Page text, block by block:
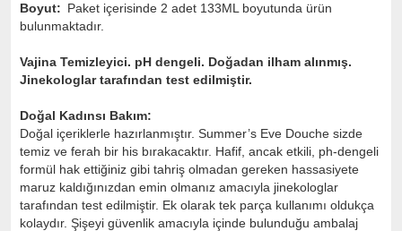
Boyut: Paket içerisinde 2 adet 133ML boyutunda ürün
bulunmaktadır.
Vajina Temizleyici. pH dengeli. Doğadan ilham alınmış.
Jinekologlar tarafından test edilmiştir.
Doğal Kadınsı Bakım:
Doğal içeriklerle hazırlanmıştır. Summer’s Eve Douche sizde
temiz ve ferah bir his bırakacaktır. Hafif, ancak etkili, ph-dengeli
formül hak ettiğiniz gibi tahriş olmadan gereken hassasiyete
maruz kaldığınızdan emin olmanız amacıyla jinekologlar
tarafından test edilmiştir. Ek olarak tek parça kullanımı oldukça
kolaydır. Şişeyi güvenlik amacıyla içinde bulunduğu ambalaj